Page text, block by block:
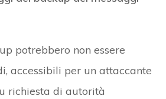
potrebbero non essere
accessibili per un attaccante
richiesta di autorità